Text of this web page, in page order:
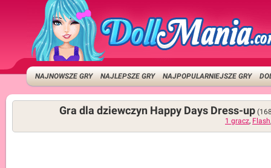
NAJNOWSZE GRY NAJLEPSZE GRY NAJPOPULARNIEJSZE GRY
Gra dla dziewczyn Happy Days Dress-up
1 gracz, Flash